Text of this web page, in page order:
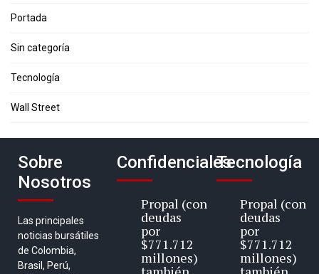
Portada
Sin categoría
Tecnología
Wall Street
Sobre
Nosotros
Las principales
noticias bursátiles
de Colombia,
Brasil, Perú,
Confidenciales
Propal (con
deudas
por
$771.712
millones)
Tecnología
Propal (con
deudas
por
$771.712
millones)